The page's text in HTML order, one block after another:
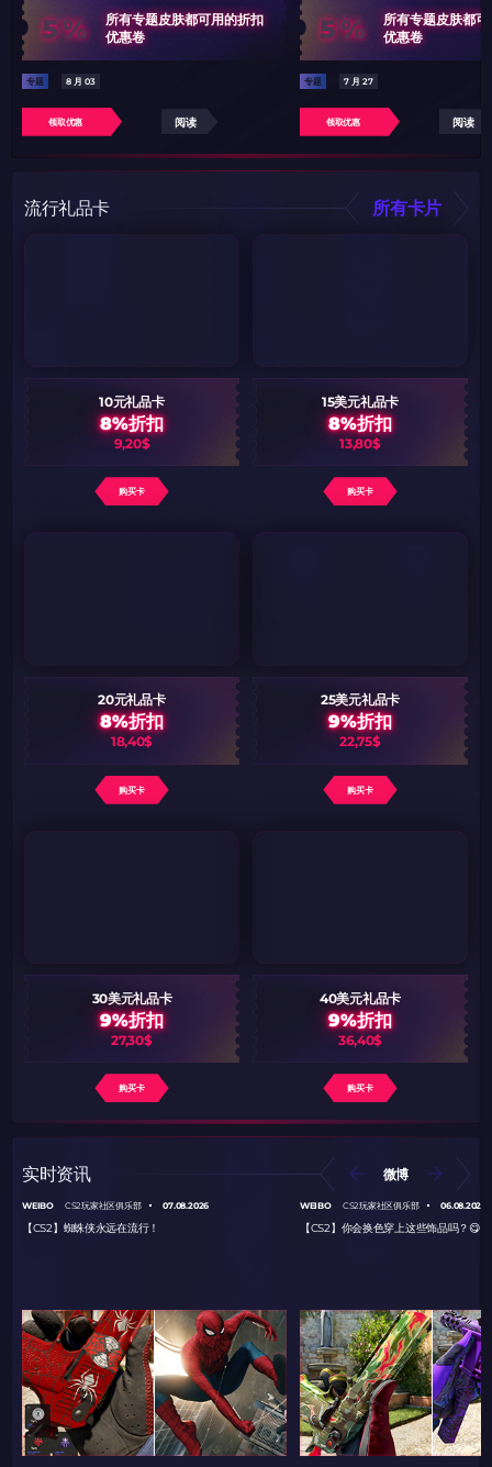
5%
所有专题皮肤都可用的折扣
优惠卷
专题 8 月 03
领取优惠 阅读
5%
所有专题皮肤都
优惠卷
专题 7 月 27
领取优惠 阅读
流行礼品卡 所有卡片
10元礼品卡
8%折扣
9,20$
购买卡
15美元礼品卡
8%折扣
13,80$
购买卡
20元礼品卡
8%折扣
18,40$
购买卡
25美元礼品卡
9%折扣
22,75$
购买卡
30美元礼品卡
9%折扣
27,30$
购买卡
40美元礼品卡
9%折扣
36,40$
购买卡
实时资讯 微博
WEIBO CS2玩家社区俱乐部 07.08.2026
【CS2】蜘蛛侠永远在流行！
WEIBO CS2玩家社区俱乐部 06.08.2026
【CS2】你会换色穿上这些饰品吗？😋